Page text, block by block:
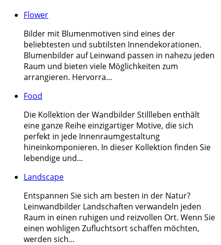
Flower
Bilder mit Blumenmotiven sind eines der
beliebtesten und subtilsten Innendekorationen.
Blumenbilder auf Leinwand passen in nahezu jeden
Raum und bieten viele Möglichkeiten zum
arrangieren. Hervorra...
Food
Die Kollektion der Wandbilder Stillleben enthält
eine ganze Reihe einzigartiger Motive, die sich
perfekt in jede Innenraumgestaltung
hineinkomponieren. In dieser Kollektion finden Sie
lebendige und...
Landscape
Entspannen Sie sich am besten in der Natur?
Leinwandbilder Landschaften verwandeln jeden
Raum in einen ruhigen und reizvollen Ort. Wenn Sie
einen wohligen Zufluchtsort schaffen möchten,
werden sich...